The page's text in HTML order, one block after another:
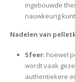
ingebouwde
nauwkeurig
Nadelen van
Sfeer: hoewel
wordt vaak
authentiekere